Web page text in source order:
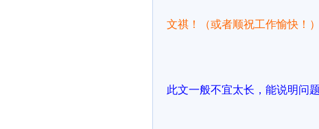
文祺！（或者顺祝工作愉快！）
此文一般不宜太长，能说明问